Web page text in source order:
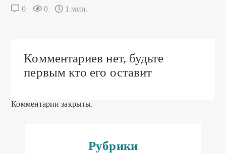
0 0 1 мин.
Комментариев нет, будьте
первым кто его оставит
Комментарии закрыты.
Рубрики